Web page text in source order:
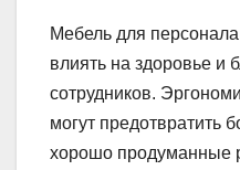
Мебель для
влиять на здоровье и
сотрудников.
могут предотвратить
хорошо продуманные